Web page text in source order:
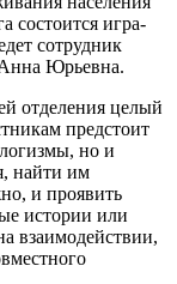
состоится игра-
сотрудник
Юрьевна.
отделения целый
предстоит
но и
найти им
и проявить
истории или
взаимодействии,